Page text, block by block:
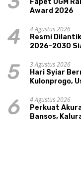
Fapet UGM
Award 2026
4
4 Agustus 2026
Resmi
2026-2030
5
3 Agustus 2026
Hari Syiar
Kulonprogo,
6
4 Agustus 2026
Perkuat
Bansos,